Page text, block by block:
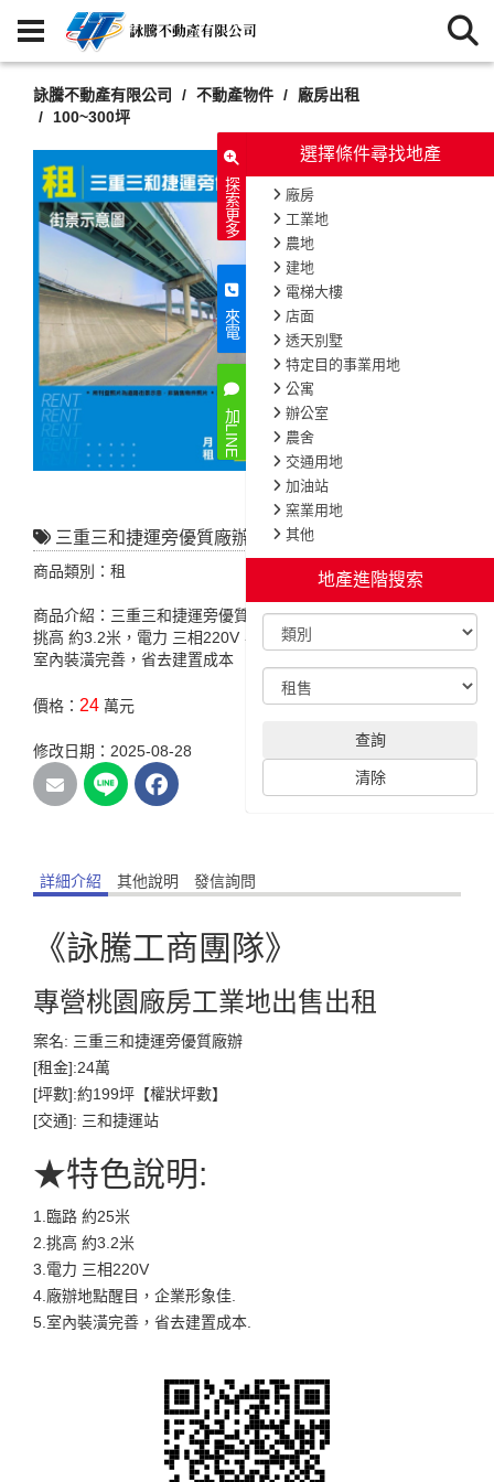
選擇條件尋找地產
廠房
工業地
農地
建地
電梯大樓
店面
透天別墅
特定目的事業用地
公寓
辦公室
農舍
交通用地
加油站
窯業用地
其他
地產進階搜索
查詢
清除
探索更多
來電
加LINE
詠騰不動產有限公司 不動產物件
廠房出租
100~300坪
三重三和捷運旁優質廠辦
商品類別：租
商品介紹：三重三和捷運旁優質廠辦，特色說明:臨路 約25米，
挑高 約3.2米，電力 三相220V，廠辦地點醒目，企業形象佳.，
室內裝潢完善，省去建置成本
價格： 24 萬元
修改日期：2025-08-28
詳細介紹 其他說明 發信詢問
《詠騰工商團隊》
專營桃園廠房工業地出售出租
案名: 三重三和捷運旁優質廠辦
[租金]:24萬
[坪數]:約199坪【權狀坪數】
[交通]: 三和捷運站
★特色說明:
1.臨路 約25米
2.挑高 約3.2米
3.電力 三相220V
4.廠辦地點醒目，企業形象佳.
5.室內裝潢完善，省去建置成本.